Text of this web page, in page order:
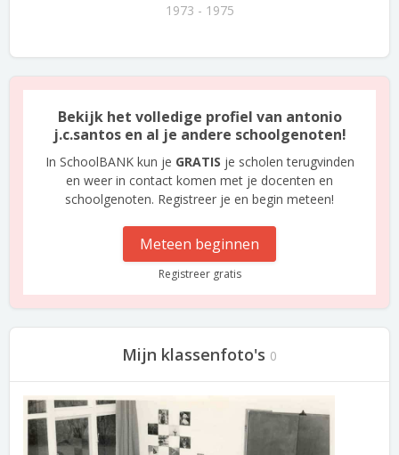
1973 - 1975
Bekijk het volledige profiel van antonio
j.c.santos en al je andere schoolgenoten!
In SchoolBANK kun je GRATIS je scholen terugvinden
en weer in contact komen met je docenten en
schoolgenoten. Registreer je en begin meteen!
Meteen beginnen
Registreer gratis
Mijn klassenfoto's 0